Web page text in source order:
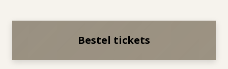
Bestel tickets